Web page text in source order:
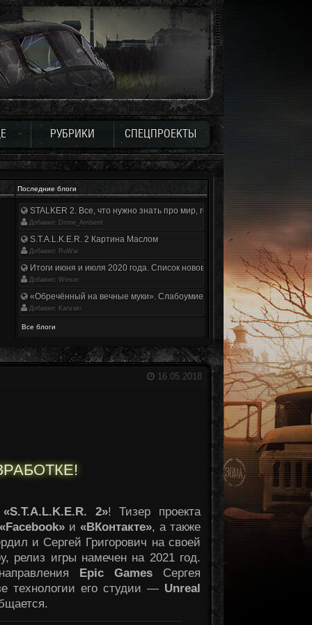
РУБРИКИ СПЕЦПРОЕКТЫ
Последние блоги
STALKER 2. Все, что нужно знать про мир, геймплей и сюжет | Разбор
Добавил: Drone_Ambient
S.T.A.L.K.E.R. 2 Картина Маслом
Добавил: RuWar
Итоги июня и июля 2020 года. Список нововведений
Добавил: Winsor
«Обречённый на вечные муки». Слабоумие и отвага
Добавил: Kanzaki
Все блоги
16.05.2018
«S.T.A.L.K.E.R. 2»! Тизер проекта
и «ВКонтакте», а также
и Сергей Григорович на своей
релиз игры намечен на 2021 год.
Epic Games Сергея
технологии его студии — Unreal